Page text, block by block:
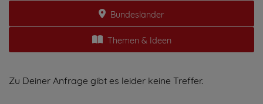
Bundesländer
Themen & Ideen
Zu Deiner Anfrage gibt es leider keine Treffer.